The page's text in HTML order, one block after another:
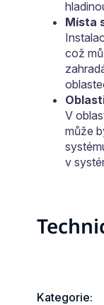
Místa
což
V
může
v
Kategorie: